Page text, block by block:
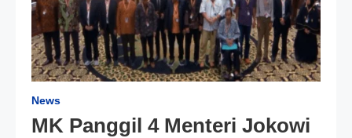
News
MK Panggil 4 Menteri Jokowi